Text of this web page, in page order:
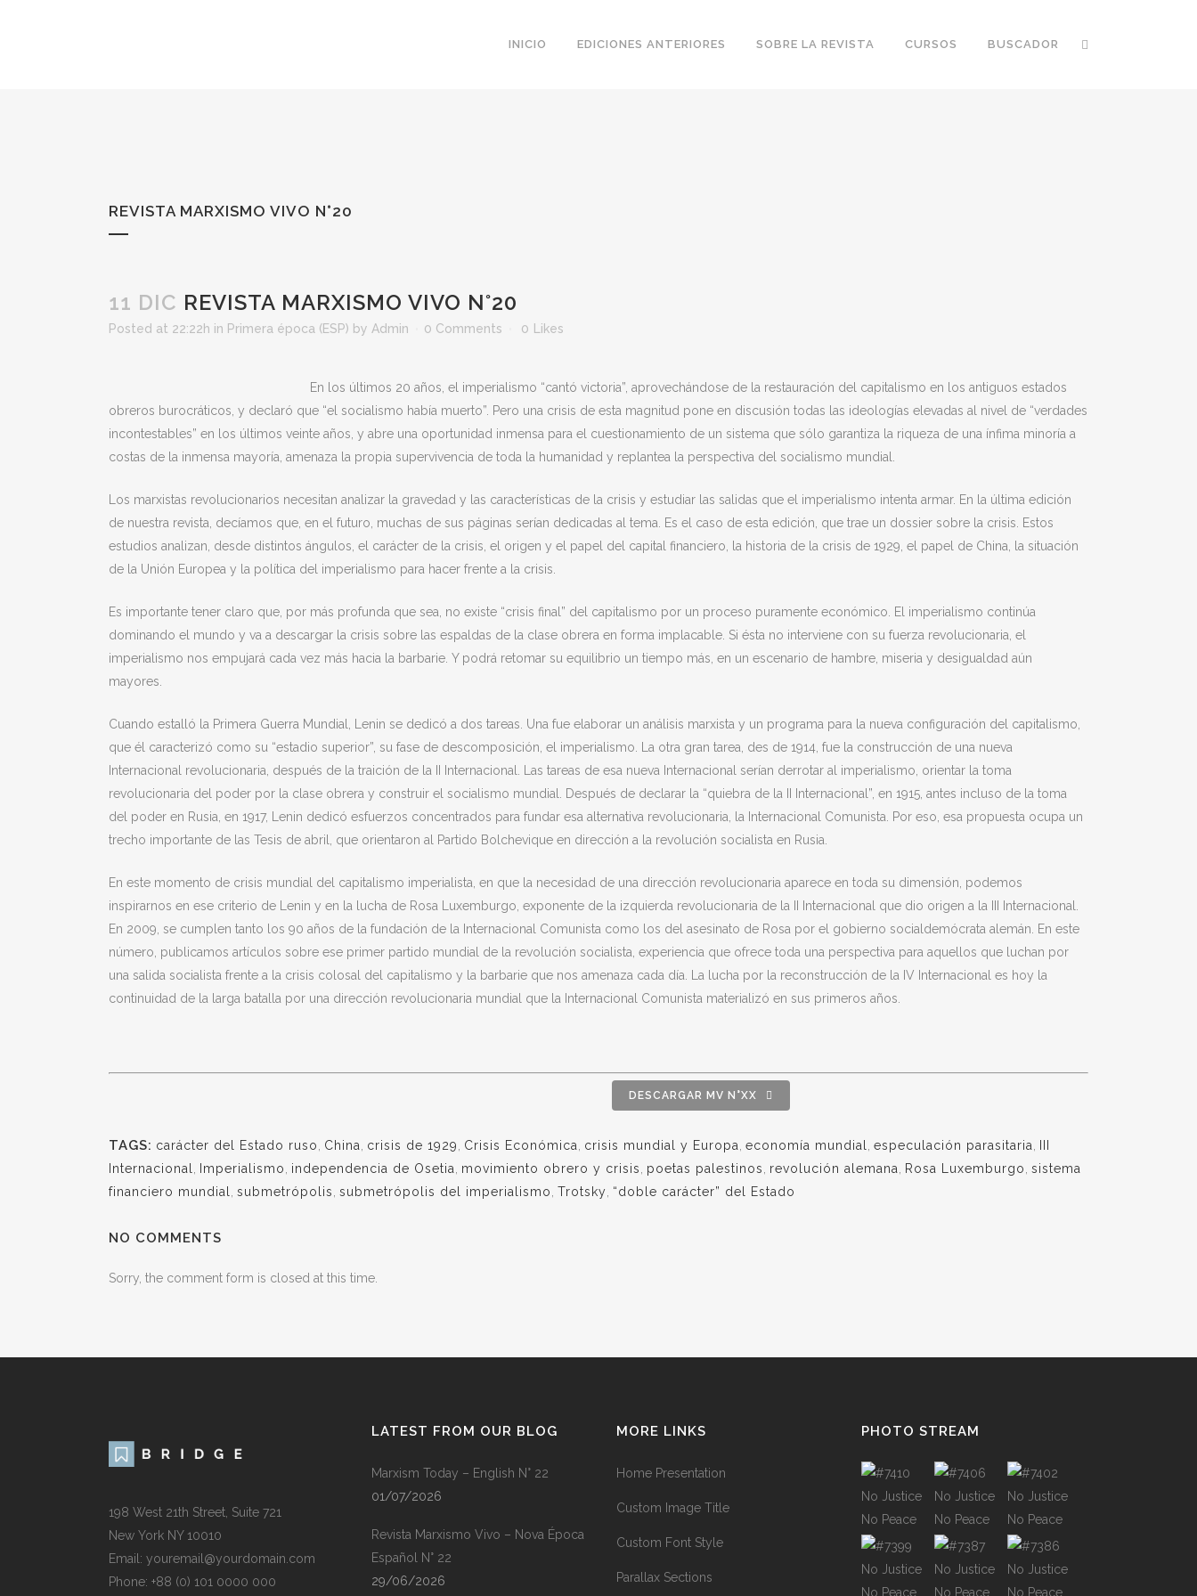
INICIO EDICIONES ANTERIORES SOBRE LA REVISTA CURSOS BUSCADOR
REVISTA MARXISMO VIVO N°20
11 DIC REVISTA MARXISMO VIVO N°20
Posted at 22:22h in Primera época (ESP) by Admin 0 Comments 0 Likes
En los últimos 20 años, el imperialismo “cantó victoria”, aprovechándose de la restauración del capitalismo en los antiguos estados
obreros burocráticos, y declaró que “el socialismo había muerto”. Pero una crisis de esta magnitud pone en discusión todas las ideologías elevadas al nivel de “verdades
incontestables” en los últimos veinte años, y abre una oportunidad inmensa para el cuestionamiento de un sistema que sólo garantiza la riqueza de una ínfima minoría a
costas de la inmensa mayoría, amenaza la propia supervivencia de toda la humanidad y replantea la perspectiva del socialismo mundial.
Los marxistas revolucionarios necesitan analizar la gravedad y las características de la crisis y estudiar las salidas que el imperialismo intenta armar. En la última edición
de nuestra revista, decíamos que, en el futuro, muchas de sus páginas serían dedicadas al tema. Es el caso de esta edición, que trae un dossier sobre la crisis. Estos
estudios analizan, desde distintos ángulos, el carácter de la crisis, el origen y el papel del capital financiero, la historia de la crisis de 1929, el papel de China, la situación
de la Unión Europea y la política del imperialismo para hacer frente a la crisis.
Es importante tener claro que, por más profunda que sea, no existe “crisis final” del capitalismo por un proceso puramente económico. El imperialismo continúa
dominando el mundo y va a descargar la crisis sobre las espaldas de la clase obrera en forma implacable. Si ésta no interviene con su fuerza revolucionaria, el
imperialismo nos empujará cada vez más hacia la barbarie. Y podrá retomar su equilibrio un tiempo más, en un escenario de hambre, miseria y desigualdad aún
mayores.
Cuando estalló la Primera Guerra Mundial, Lenin se dedicó a dos tareas. Una fue elaborar un análisis marxista y un programa para la nueva configuración del capitalismo,
que él caracterizó como su “estadio superior”, su fase de descomposición, el imperialismo. La otra gran tarea, des de 1914, fue la construcción de una nueva
Internacional revolucionaria, después de la traición de la II Internacional. Las tareas de esa nueva Internacional serían derrotar al imperialismo, orientar la toma
revolucionaria del poder por la clase obrera y construir el socialismo mundial. Después de declarar la “quiebra de la II Internacional”, en 1915, antes incluso de la toma
del poder en Rusia, en 1917, Lenin dedicó esfuerzos concentrados para fundar esa alternativa revolucionaria, la Internacional Comunista. Por eso, esa propuesta ocupa un
trecho importante de las Tesis de abril, que orientaron al Partido Bolchevique en dirección a la revolución socialista en Rusia.
En este momento de crisis mundial del capitalismo imperialista, en que la necesidad de una dirección revolucionaria aparece en toda su dimensión, podemos
inspirarnos en ese criterio de Lenin y en la lucha de Rosa Luxemburgo, exponente de la izquierda revolucionaria de la II Internacional que dio origen a la III Internacional.
En 2009, se cumplen tanto los 90 años de la fundación de la Internacional Comunista como los del asesinato de Rosa por el gobierno socialdemócrata alemán. En este
número, publicamos artículos sobre ese primer partido mundial de la revolución socialista, experiencia que ofrece toda una perspectiva para aquellos que luchan por
una salida socialista frente a la crisis colosal del capitalismo y la barbarie que nos amenaza cada día. La lucha por la reconstrucción de la IV Internacional es hoy la
continuidad de la larga batalla por una dirección revolucionaria mundial que la Internacional Comunista materializó en sus primeros años.
DESCARGAR MV N°XX
TAGS: carácter del Estado ruso China crisis de 1929 Crisis Económica crisis mundial y Europa economía mundial especulación parasitaria
Internacional
Imperialismo independencia de Osetia movimiento obrero y crisis poetas palestinos revolución alemana Rosa Luxemburgo sistema
financiero mundial
submetrópolis submetrópolis del imperialismo Trotsky “doble carácter” del Estado
NO COMMENTS
Sorry, the comment form is closed at this time.
198 West 21th Street, Suite 721
New York NY 10010
Email: youremail@yourdomain.com
Phone: +88 (0) 101 0000 000
LATEST FROM OUR BLOG
Marxism Today – English N° 22
01/07/2026
Revista Marxismo Vivo – Nova Época
Español N° 22
29/06/2026
MORE LINKS
Home Presentation
Custom Image Title
Custom Font Style
Parallax Sections
PHOTO STREAM